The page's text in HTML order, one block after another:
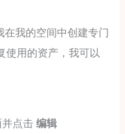
在我的空间中创建专门
使用的资产，我可以
并点击编辑